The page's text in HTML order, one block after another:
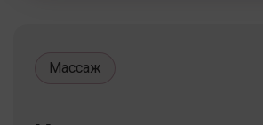
Массаж